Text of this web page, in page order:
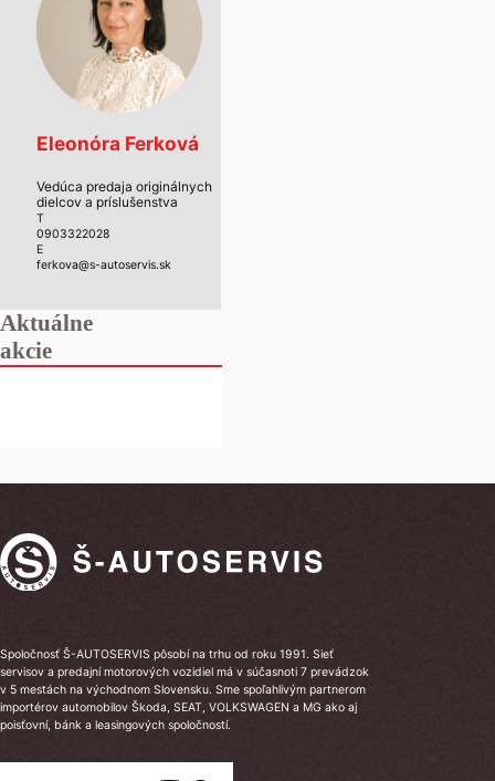
Eleonóra Ferková
Vedúca predaja originálnych
dielcov a príslušenstva
T
0903322028
E
ferkova@s-autoservis.sk
Aktuálne
akcie
Spoločnosť Š-AUTOSERVIS pôsobí na trhu od roku 1991. Sieť
servisov a predajní motorových vozidiel má v súčasnoti 7 prevádzok
v 5 mestách na východnom Slovensku. Sme spoľahlivým partnerom
importérov automobilov Škoda, SEAT, VOLKSWAGEN a MG ako aj
poisťovní, bánk a leasingových spoločností.